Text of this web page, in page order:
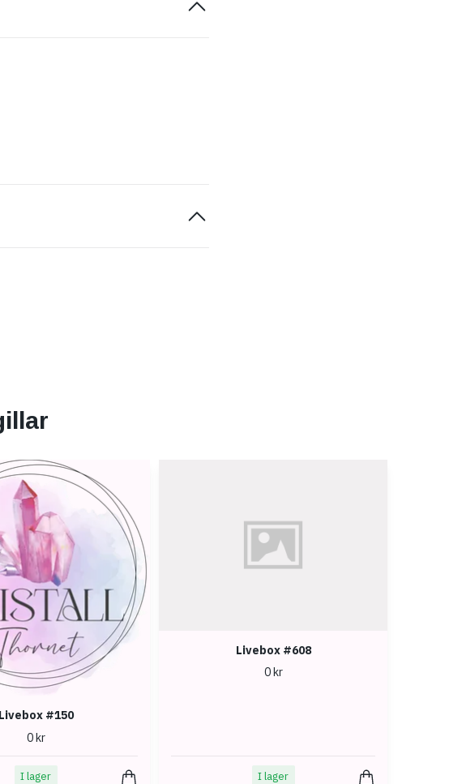
Livebox #150
0 kr
I lager
Livebox #608
0 kr
I lager